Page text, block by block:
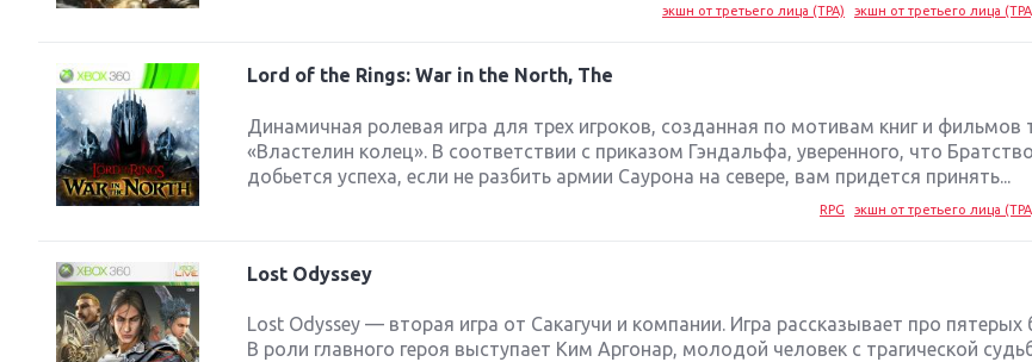
экшн от третьего лица (TPA) экшн от третьего лица
Lord of the Rings: War in the North, The
Динамичная ролевая игра для трех игроков, созданная по мотивам книг и фильмов
«Властелин колец». В соответствии с приказом Гэндальфа, уверенного, что
добьется успеха, если не разбить армии Саурона на севере, вам придется принять...
RPG экшн от третьего лица
Lost Odyssey
Lost Odyssey — вторая игра от Сакагучи и компании. Игра рассказывает про пятерых
В роли главного героя выступает Ким Аргонар, молодой человек с трагической